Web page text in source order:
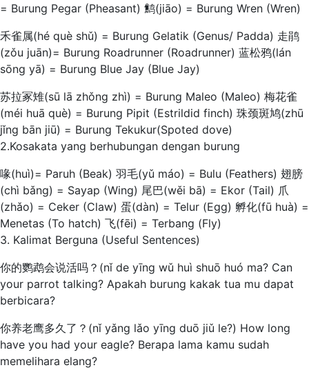
= Burung Pegar (Pheasant) 鹪(jiāo) = Burung Wren (Wren)
禾雀属(hé què shǔ) = Burung Gelatik (Genus/ Padda) 走鹃
(zǒu juān)= Burung Roadrunner (Roadrunner) 蓝松鸦(lán
sōng yā) = Burung Blue Jay (Blue Jay)
苏拉冢雉(sū lā zhǒng zhì) = Burung Maleo (Maleo) 梅花雀
(méi huā què) = Burung Pipit (Estrildid finch) 珠颈斑鸠(zhū
jǐng bān jiū) = Burung Tekukur(Spoted dove)
2.Kosakata yang berhubungan dengan burung
喙(huì)= Paruh (Beak) 羽毛(yǔ máo) = Bulu (Feathers) 翅膀
(chì bǎng) = Sayap (Wing) 尾巴(wěi bā) = Ekor (Tail) 爪
(zhǎo) = Ceker (Claw) 蛋(dàn) = Telur (Egg) 孵化(fū huà) =
Menetas (To hatch) 飞(fēi) = Terbang (Fly)
3. Kalimat Berguna (Useful Sentences)
你的鹦鹉会说活吗？(nǐ de yīng wǔ huì shuō huó ma? Can
your parrot talking? Apakah burung kakak tua mu dapat
berbicara?
你养老鹰多久了？(nǐ yǎng lǎo yīng duō jiǔ le?) How long
have you had your eagle? Berapa lama kamu sudah
memelihara elang?